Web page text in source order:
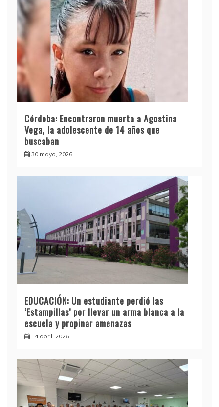
Córdoba: Encontraron muerta a Agostina
Vega, la adolescente de 14 años que
buscaban
30 mayo, 2026
EDUCACIÓN: Un estudiante perdió las
‘Estampillas’ por llevar un arma blanca a la
escuela y propinar amenazas
14 abril, 2026